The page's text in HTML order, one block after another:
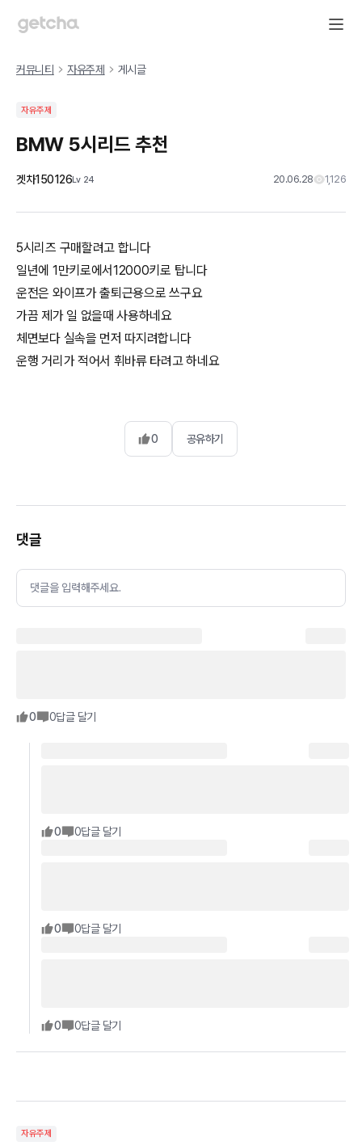
커뮤니티 자유주제 게시글
자유주제
BMW 5시리드 추천
겟차150126Lv 24 20.06.28 1,126
5시리즈 구매할려고 합니다
일년에 1만키로에서12000키로 탑니다
운전은 와이프가 출퇴근용으로 쓰구요
가끔 제가 일 없을때 사용하네요
체면보다 실속을 먼저 따지려합니다
운행 거리가 적어서 휘바류 타려고 하네요
0 공유하기
댓글
댓글을 입력해주세요.
0 0답글 달기
0 0답글 달기
0 0답글 달기
0 0답글 달기
자유주제